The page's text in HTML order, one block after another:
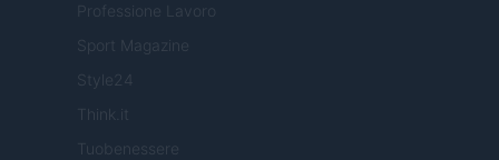
Professione Lavoro
Sport Magazine
Style24
Think.it
Tuobenessere